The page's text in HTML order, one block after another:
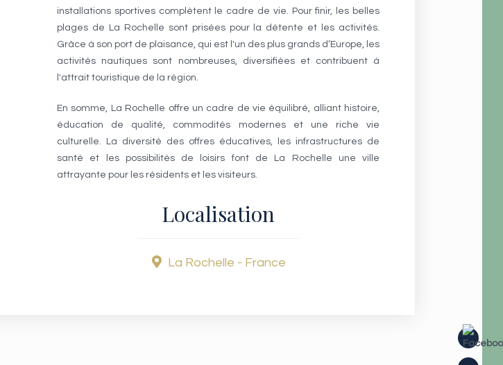
installations sportives complètent le cadre de vie. Pour finir, les belles
plages de La Rochelle sont prisées pour la détente et les activités.
Grâce à son port de plaisance, qui est l'un des plus grands d’Europe, les
activités nautiques sont nombreuses, diversifiées et contribuent à
l'attrait touristique de la région.
En somme, La Rochelle offre un cadre de vie équilibré, alliant histoire,
éducation de qualité, commodités modernes et une riche vie
culturelle. La diversité des offres éducatives, les infrastructures de
santé et les possibilités de loisirs font de La Rochelle une ville
attrayante pour les résidents et les visiteurs.
Localisation
La Rochelle - France